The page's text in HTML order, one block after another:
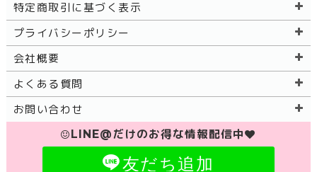
特定商取引に基づく表示
プライバシーポリシー
会社概要
よくある質問
お問い合わせ
LINE@だけのお得な情報配信中
友だち追加